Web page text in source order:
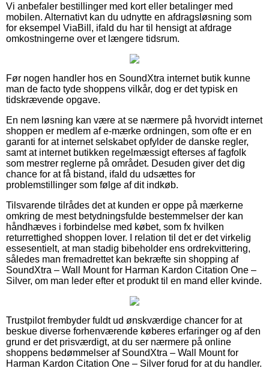
Vi anbefaler bestillinger med kort eller betalinger med
mobilen. Alternativt kan du udnytte en afdragsløsning som
for eksempel ViaBill, ifald du har til hensigt at afdrage
omkostningerne over et længere tidsrum.
Før nogen handler hos en SoundXtra internet butik kunne
man de facto tyde shoppens vilkår, dog er det typisk en
tidskrævende opgave.
En nem løsning kan være at se nærmere på hvorvidt internet
shoppen er medlem af e-mærke ordningen, som ofte er en
garanti for at internet selskabet opfylder de danske regler,
samt at internet butikken regelmæssigt efterses af fagfolk
som mestrer reglerne på området. Desuden giver det dig
chance for at få bistand, ifald du udsættes for
problemstillinger som følge af dit indkøb.
Tilsvarende tilrådes det at kunden er oppe på mærkerne
omkring de mest betydningsfulde bestemmelser der kan
håndhæves i forbindelse med købet, som fx hvilken
returrettighed shoppen lover. I relation til det er det virkelig
essesentielt, at man stadig bibeholder ens ordrekvittering,
således man fremadrettet kan bekræfte sin shopping af
SoundXtra – Wall Mount for Harman Kardon Citation One –
Silver, om man leder efter et produkt til en mand eller kvinde.
Trustpilot frembyder fuldt ud ønskværdige chancer for at
beskue diverse forhenværende køberes erfaringer og af den
grund er det prisværdigt, at du ser nærmere på online
shoppens bedømmelser af SoundXtra – Wall Mount for
Harman Kardon Citation One – Silver forud for at du handler.